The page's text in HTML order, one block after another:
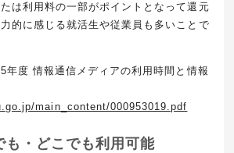
は利用料の一部がポイントとなって還元
的に感じる就活生や従業員も多いことで
年度 情報通信メディアの利用時間と情報
main_content/000953019.pdf
も・どこでも利用可能